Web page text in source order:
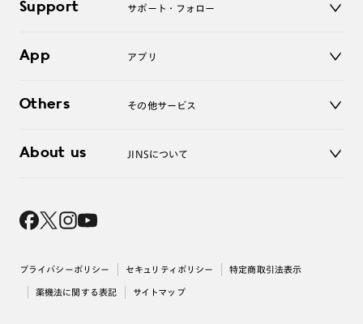
アクセサリー
ログアウト
Support サポート・フォロー
よくあるご質問
お問い合わせ
App アプリ
Others その他サービス
レンズ交換
About us JINSについて
採用情報
出店について
プライバシーポリシー セキュリティポリシー 特定商取引法表示
薬機法に関する表記 サイトマップ